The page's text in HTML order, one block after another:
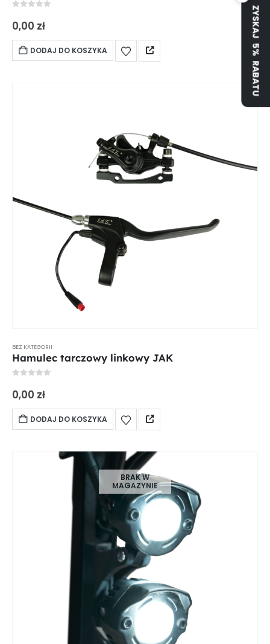
0,00 zł
DODAJ DO KOSZYKA
BEZ KATEGORII
Hamulec tarczowy linkowy JAK
0,00 zł
DODAJ DO KOSZYKA
BRAK W
MAGAZYNIE
ZYSKAJ 5% RABATU